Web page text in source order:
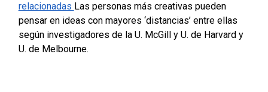
relacionadas Las personas más creativas pueden
pensar en ideas con mayores ‘distancias’ entre ellas
según investigadores de la U. McGill y U. de Harvard y
U. de Melbourne.